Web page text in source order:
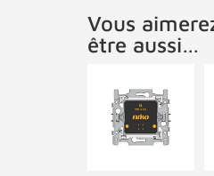
Vous
être aussi…